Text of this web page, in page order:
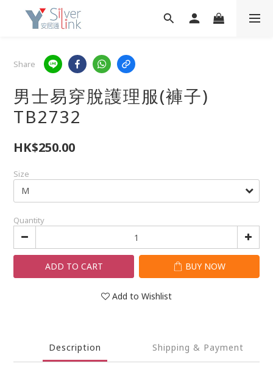
Share
男士易穿脫護理服(褲子)
TB2732
HK$250.00
Size
Quantity
ADD TO CART BUY NOW
Add to Wishlist
Description Shipping & Payment